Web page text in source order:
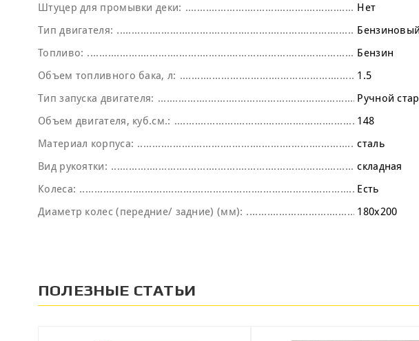
Штуцер для промывки деки:
Нет
Тип двигателя:
Топливо:
Бензин
Объем топливного бака, л:
1.5
Тип запуска двигателя:
Ручной
Объем двигателя, куб.см.:
148
Материал корпуса:
сталь
Вид рукоятки:
складная
Колеса:
Есть
Диаметр колес (передние/ задние) (мм):
180х200
ПОЛЕЗНЫЕ СТАТЬИ